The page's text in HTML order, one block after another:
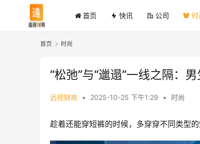
首页 快讯 公司 时
首页 时尚
“松弛”与“邋遢”一线之隔：
远视财商 • 2025-10-25 下午1:29 • 时尚
趁着还能穿短裤的时候，多穿穿不同类型